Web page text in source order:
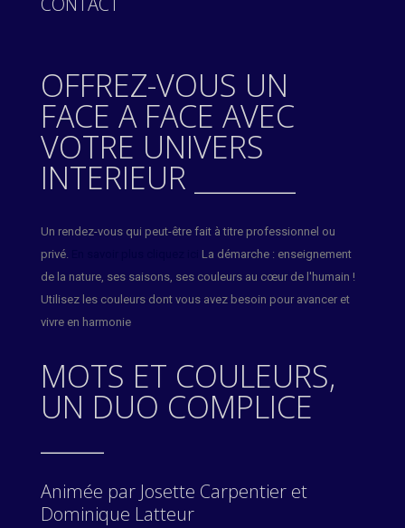
OFFREZ-VOUS UN
FACE A FACE AVEC
VOTRE UNIVERS
INTERIEUR ________
Un rendez-vous qui peut-être fait à titre professionnel ou
privé.
La démarche : enseignement
de la nature, ses saisons, ses couleurs au cœur de l'humain !
Utilisez les couleurs dont vous avez besoin pour avancer et
vivre en harmonie
MOTS ET COULEURS,
UN DUO COMPLICE
Animée par Josette Carpentier et
Dominique Latteur